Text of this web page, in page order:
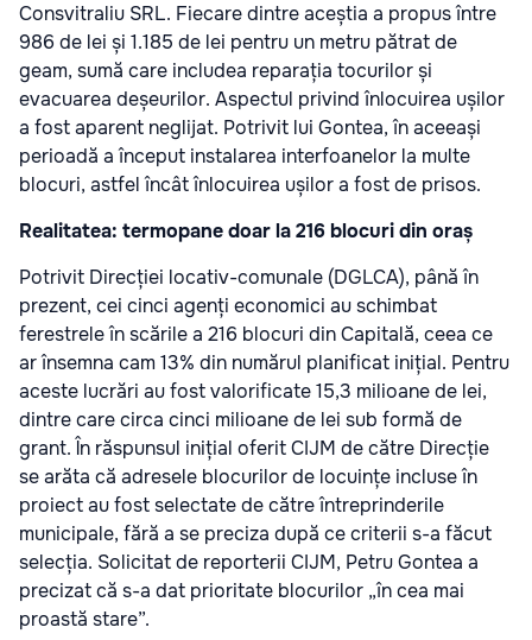
Consvitraliu SRL. Fiecare dintre aceștia a propus între
986 de lei și 1.185 de lei pentru un metru pătrat de
geam, sumă care includea reparația tocurilor și
evacuarea deșeurilor. Aspectul privind înlocuirea ușilor
a fost aparent neglijat. Potrivit lui Gontea, în aceeași
perioadă a început instalarea interfoanelor la multe
blocuri, astfel încât înlocuirea ușilor a fost de prisos.
Realitatea: termopane doar la 216 blocuri din oraș
Potrivit Direcției locativ-comunale (DGLCA), până în
prezent, cei cinci agenți economici au schimbat
ferestrele în scările a 216 blocuri din Capitală, ceea ce
ar însemna cam 13% din numărul planificat inițial. Pentru
aceste lucrări au fost valorificate 15,3 milioane de lei,
dintre care circa cinci milioane de lei sub formă de
grant. În răspunsul inițial oferit CIJM de către Direcție
se arăta că adresele blocurilor de locuințe incluse în
proiect au fost selectate de către întreprinderile
municipale, fără a se preciza după ce criterii s-a făcut
selecția. Solicitat de reporterii CIJM, Petru Gontea a
precizat că s-a dat prioritate blocurilor „în cea mai
proastă stare”.